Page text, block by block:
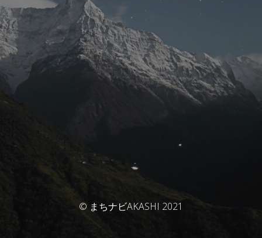
© まちナビAKASHI 2021